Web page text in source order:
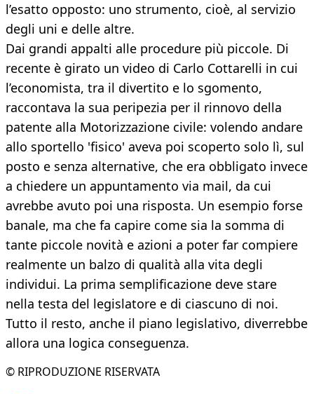
l’esatto opposto: uno strumento, cioè, al servizio
degli uni e delle altre.
Dai grandi appalti alle procedure più piccole. Di
recente è girato un video di Carlo Cottarelli in cui
l’economista, tra il divertito e lo sgomento,
raccontava la sua peripezia per il rinnovo della
patente alla Motorizzazione civile: volendo andare
allo sportello 'fisico' aveva poi scoperto solo lì, sul
posto e senza alternative, che era obbligato invece
a chiedere un appuntamento via mail, da cui
avrebbe avuto poi una risposta. Un esempio forse
banale, ma che fa capire come sia la somma di
tante piccole novità e azioni a poter far compiere
realmente un balzo di qualità alla vita degli
individui. La prima semplificazione deve stare
nella testa del legislatore e di ciascuno di noi.
Tutto il resto, anche il piano legislativo, diverrebbe
allora una logica conseguenza.
© RIPRODUZIONE RISERVATA